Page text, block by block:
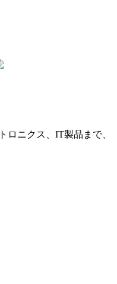
ロニクス、IT製品まで、